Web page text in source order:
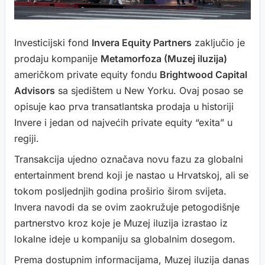
Investicijski fond Invera Equity Partners zaključio je
prodaju kompanije Metamorfoza (Muzej iluzija)
američkom private equity fondu Brightwood Capital
Advisors sa sjedištem u New Yorku. Ovaj posao se
opisuje kao prva transatlantska prodaja u historiji
Invere i jedan od najvećih private equity “exita” u
regiji.
Transakcija ujedno označava novu fazu za globalni
entertainment brend koji je nastao u Hrvatskoj, ali se
tokom posljednjih godina proširio širom svijeta.
Invera navodi da se ovim zaokružuje petogodišnje
partnerstvo kroz koje je Muzej iluzija izrastao iz
lokalne ideje u kompaniju sa globalnim dosegom.
Prema dostupnim informacijama, Muzej iluzija danas